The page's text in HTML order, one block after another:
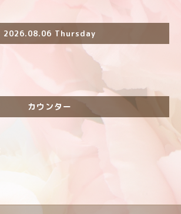
2026.08.06 Thursday
カウンター